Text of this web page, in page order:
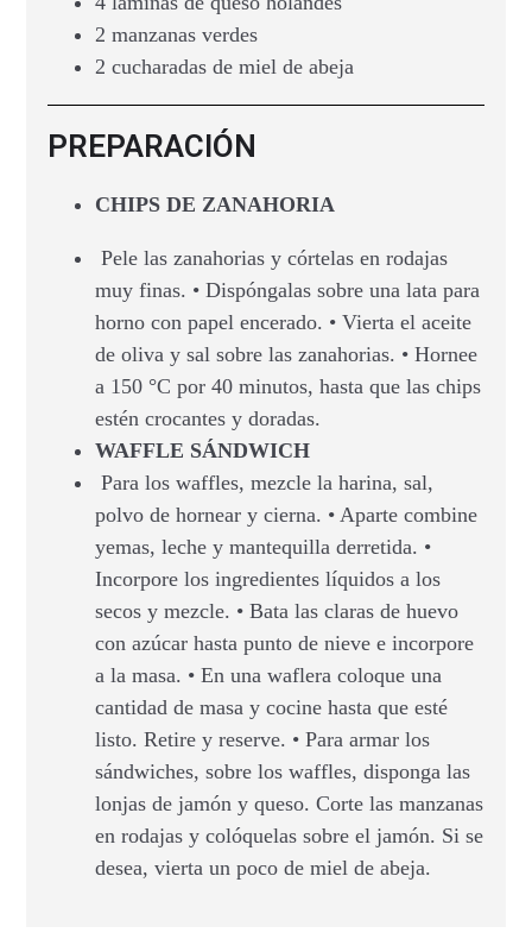
2 manzanas verdes
2 cucharadas de miel de abeja
PREPARACIÓN
CHIPS DE ZANAHORIA
Pele las zanahorias y córtelas en rodajas
muy finas. • Dispóngalas sobre una lata para
horno con papel encerado. • Vierta el aceite
de oliva y sal sobre las zanahorias. • Hornee
a 150 °C por 40 minutos, hasta que las chips
estén crocantes y doradas.
WAFFLE SÁNDWICH
Para los waffles, mezcle la harina, sal,
polvo de hornear y cierna. • Aparte combine
yemas, leche y mantequilla derretida. •
Incorpore los ingredientes líquidos a los
secos y mezcle. • Bata las claras de huevo
con azúcar hasta punto de nieve e incorpore
a la masa. • En una waflera coloque una
cantidad de masa y cocine hasta que esté
listo. Retire y reserve. • Para armar los
sándwiches, sobre los waffles, disponga las
lonjas de jamón y queso. Corte las manzanas
en rodajas y colóquelas sobre el jamón. Si se
desea, vierta un poco de miel de abeja.